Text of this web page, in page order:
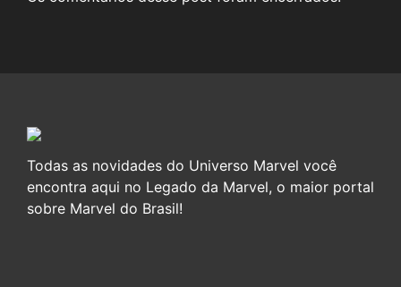
Todas as novidades do Universo Marvel você
encontra aqui no Legado da Marvel, o maior portal
sobre Marvel do Brasil!